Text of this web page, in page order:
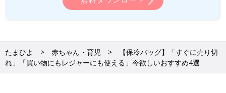
たまひよ 赤ちゃん・育児
【保冷バッグ】「すぐに売り切
れ」「買い物にもレジャーにも使える」今欲しいおすすめ4選